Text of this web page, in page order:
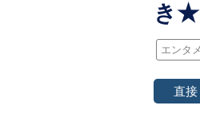
き★
エンタ
直接